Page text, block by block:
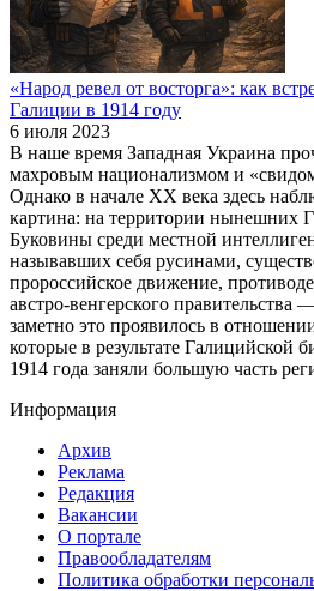
«Народ ревел от восторга»: как
Галиции в 1914 году
6 июля 2023
В наше время Западная Украина
махровым национализмом и
Однако в начале XX века здесь
картина: на территории нынешних
Буковины среди местной
называвших себя русинами,
пророссийское движение,
австро-венгерского правительства
заметно это проявилось в
которые в результате Галицийской
1914 года заняли большую часть
Информация
Архив
Реклама
Редакция
Вакансии
О портале
Правообладателям
Политика обработки